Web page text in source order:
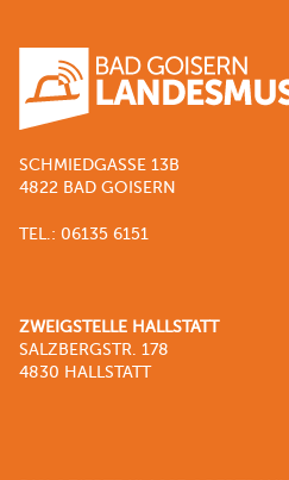
SCHMIEDGASSE 13B
4822 BAD GOISERN
TEL.: 06135 6151
ZWEIGSTELLE HALLSTATT
SALZBERGSTR. 178
4830 HALLSTATT